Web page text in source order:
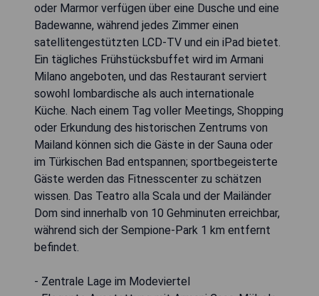
oder Marmor verfügen über eine Dusche und eine
Badewanne, während jedes Zimmer einen
satellitengestützten LCD-TV und ein iPad bietet.
Ein tägliches Frühstücksbuffet wird im Armani
Milano angeboten, und das Restaurant serviert
sowohl lombardische als auch internationale
Küche. Nach einem Tag voller Meetings, Shopping
oder Erkundung des historischen Zentrums von
Mailand können sich die Gäste in der Sauna oder
im Türkischen Bad entspannen; sportbegeisterte
Gäste werden das Fitnesscenter zu schätzen
wissen. Das Teatro alla Scala und der Mailänder
Dom sind innerhalb von 10 Gehminuten erreichbar,
während sich der Sempione-Park 1 km entfernt
befindet.
- Zentrale Lage im Modeviertel